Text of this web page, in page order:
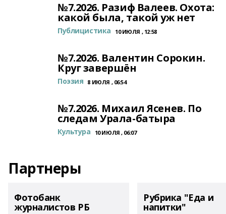
№7.2026. Разиф Валеев. Охота:
какой была, такой уж нет
Публицистика 10 ИЮЛЯ , 12:58
№7.2026. Валентин Сорокин.
Круг завершён
Поэзия 8 ИЮЛЯ , 06:54
№7.2026. Михаил Ясенев. По
следам Урала-батыра
Культура 10 ИЮЛЯ , 06:07
Партнеры
Фотобанк
журналистов РБ
Рубрика "Еда и
напитки"